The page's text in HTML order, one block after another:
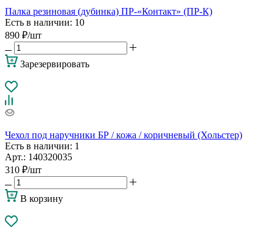
Палка резиновая (дубинка) ПР-«Контакт» (ПР-К)
Есть в наличии: 10
890 ₽/шт
Зарезервировать
Чехол под наручники БР / кожа / коричневый (Хольстер)
Есть в наличии: 1
Арт.: 140320035
310 ₽/шт
В корзину